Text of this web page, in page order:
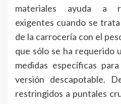
materiales ayuda a
exigentes cuando se
de la carrocería con el
que sólo se ha requerido
medidas específicas
versión descapotable.
restringidos a puntales